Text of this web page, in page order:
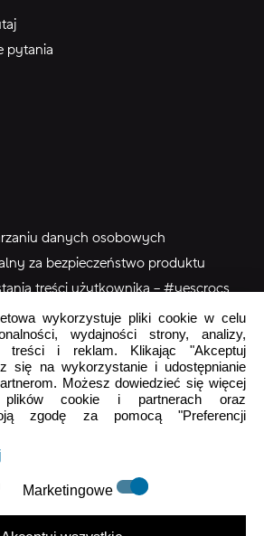
pytania
danych osobowych
za bezpieczeństwo produktu
treści użytkownika – #yescrocs
Wyślij
wykorzystuje pliki cookie w celu
wydajności strony, analizy,
treści i reklam. Klikając "Akceptuj
się na wykorzystanie i udostępnianie
Możesz dowiedzieć się więcej
plików cookie i partnerach oraz
zgodę za pomocą "Preferencji
Marketingowe